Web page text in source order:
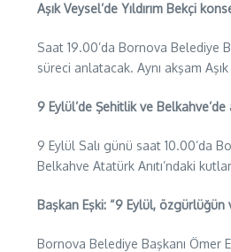
Aşık Veysel’de Yıldırım Bekçi
Saat 19.00’da Bornova Belediye
süreci anlatacak. Aynı akşam
9 Eylül’de Şehitlik ve
9 Eylül Salı günü saat 10.00’da
Belkahve Atatürk Anıtı’ndaki
Başkan Eşki: “9 Eylül, özgürlüğün
Bornova Belediye Başkanı Ömer